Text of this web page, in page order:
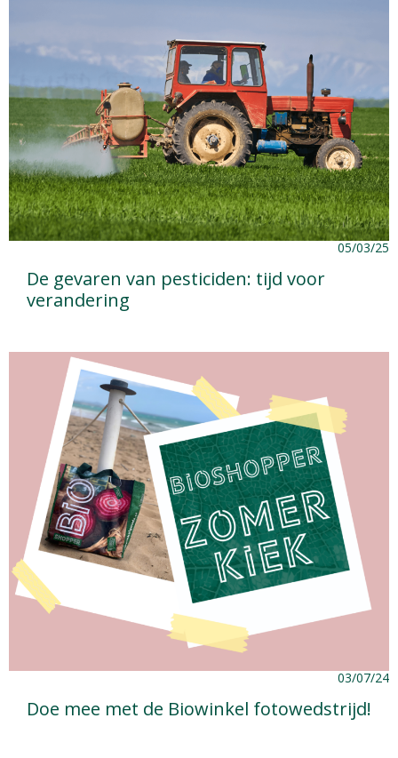
05/03/25
De gevaren van pesticiden: tijd voor
verandering
03/07/24
Doe mee met de Biowinkel fotowedstrijd!